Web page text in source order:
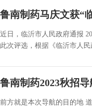
鲁南制药马庆文获“
近日，临沂市人民政府通报
此次评选，根据《临沂市人
鲁南制药2023秋招
前方就是本次导航的目的地